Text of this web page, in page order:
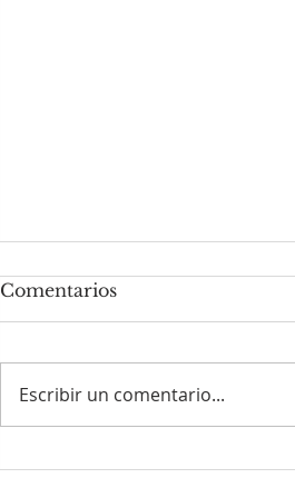
Comentarios
Escribir un comentario...